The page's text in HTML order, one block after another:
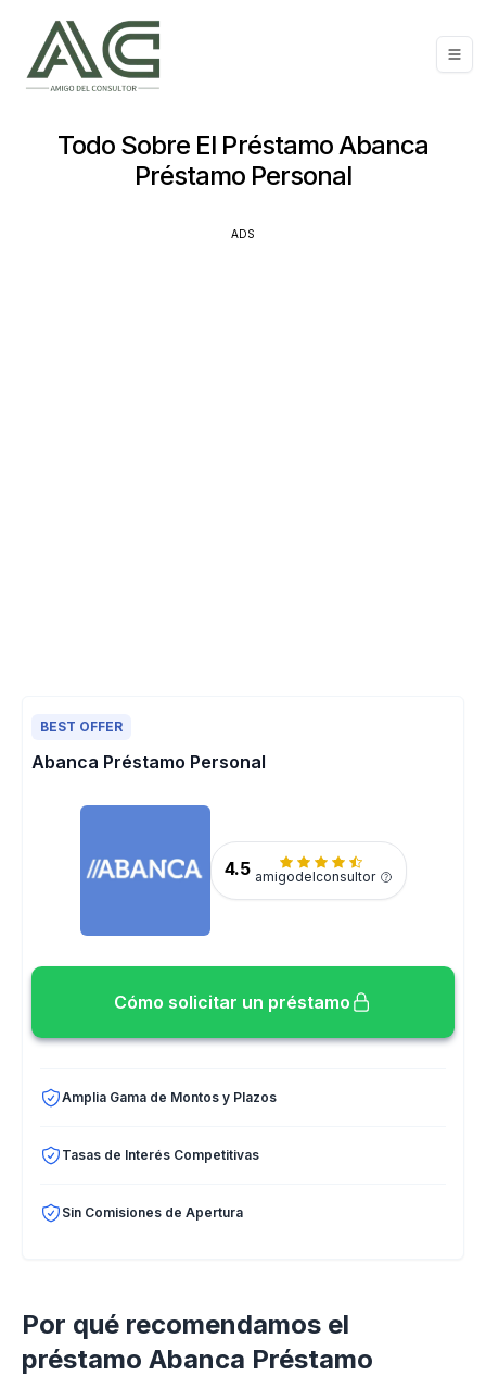
Todo Sobre El Préstamo Abanca
Préstamo Personal
ADS
BEST OFFER
Abanca Préstamo Personal
4.5 amigodelconsultor
Cómo solicitar un préstamo
Amplia Gama de Montos y Plazos
Tasas de Interés Competitivas
Sin Comisiones de Apertura
Por qué recomendamos el
préstamo Abanca Préstamo